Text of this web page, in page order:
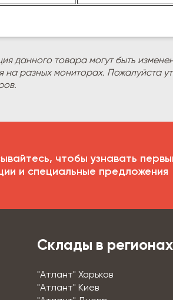
данного товара могут быть
на разных мониторах. Пожалуйста
чтобы узнавать
и специальные предложения
Склады в регионах
"Атлант" Харьков
"Атлант" Киев